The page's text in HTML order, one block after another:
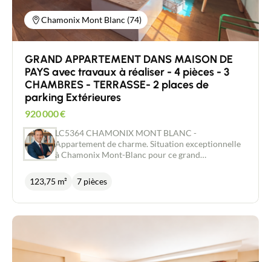
Chamonix Mont Blanc (74)
GRAND APPARTEMENT DANS MAISON DE
PAYS avec travaux à réaliser - 4 pièces - 3
CHAMBRES - TERRASSE- 2 places de
parking Extérieures
920 000€
LC5364 CHAMONIX MONT BLANC -
Appartement de charme. Situation exceptionnelle
à Chamonix Mont-Blanc pour ce grand
maison de pays au sein d’une petite copropriété de
seulement 2 lots à proximité du centre ville.
cheminée – salle à manger lumineux, de trois
chambres, d’une salle de bains, d’un WC
123,75 m² 7 pièces